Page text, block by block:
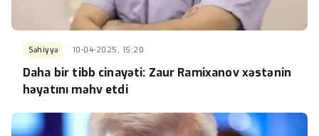
Səhiyyə 10-04-2025, 15:20
Daha bir tibb cinayəti: Zaur Ramixanov xəstənin
həyatını məhv etdi